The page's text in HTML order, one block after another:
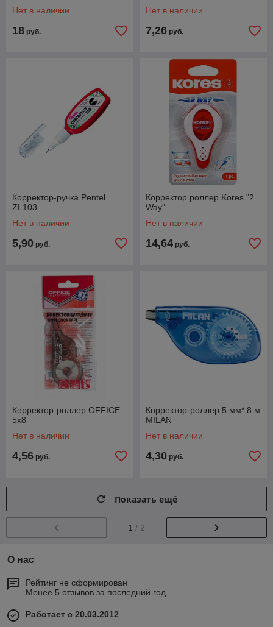
Нет в наличии
18 руб.
Нет в наличии
7,26 руб.
Корректор-ручка Pentel
ZL103
Нет в наличии
5,90 руб.
Корректор роллер Kores "2
Way"
Нет в наличии
14,64 руб.
Корректор-роллер OFFICE
5x8
Нет в наличии
4,56 руб.
Корректор-роллер 5 мм* 8 м
MILAN
Нет в наличии
4,30 руб.
Показать ещё
1 / 2
О нас
Рейтинг не сформирован
Менее 5 отзывов за последний год
Работает с 20.03.2012